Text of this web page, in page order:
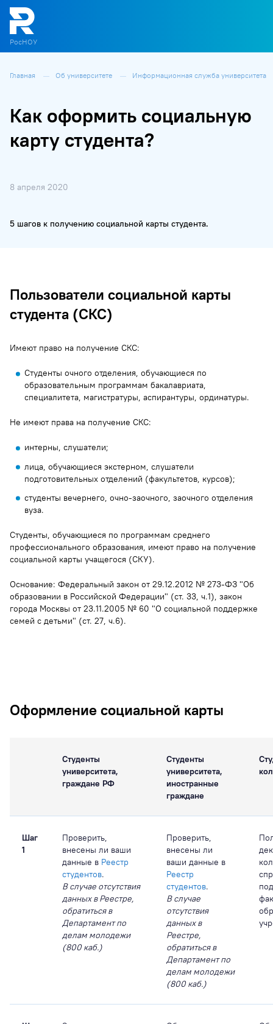
РосНОУ
Главная Об университете Информационная служба университета
Как оформить социальную
карту студента?
8 апреля 2020
5 шагов к получению социальной карты студента.
Пользователи социальной карты
студента (СКС)
Имеют право на получение СКС:
Студенты очного отделения, обучающиеся по
образовательным программам бакалавриата,
специалитета, магистратуры, аспирантуры, ординатуры.
Не имеют права на получение СКС:
интерны, слушатели;
лица, обучающиеся экстерном, слушатели
подготовительных отделений (факультетов, курсов);
студенты вечернего, очно-заочного, заочного отделения
вуза.
Студенты, обучающиеся по программам среднего
профессионального образования, имеют право на получение
социальной карты учащегося (СКУ).
Основание: Федеральный закон от 29.12.2012 № 273-ФЗ "Об
образовании в Российской Федерации" (ст. 33, ч.1), закон
города Москвы от 23.11.2005 № 60 "О социальной поддержке
семей с детьми" (ст. 27, ч.6).
Оформление социальной карты
Студенты
университета,
граждане РФ
Студенты
университета,
иностранные
граждане
Шаг
1
Проверить,
внесены ли ваши
данные в Реестр
студентов.
В случае отсутствия
данных в Реестре,
обратиться в
Департамент по
делам молодежи
(800 каб.)
Проверить,
внесены ли
ваши данные в
Реестр
студентов.
В случае
отсутствия
данных в
Реестре,
обратиться в
Департамент по
делам молодежи
(800 каб.)